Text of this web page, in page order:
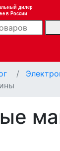
дилер
в России